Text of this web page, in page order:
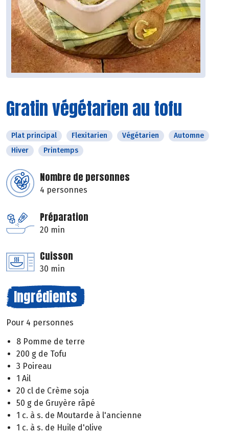
Gratin végétarien au tofu
Plat principal Flexitarien Végétarien
Automne
Hiver
Printemps
Nombre de personnes
4 personnes
Préparation
20 min
Cuisson
30 min
Ingrédients
Pour 4 personnes
8 Pomme de terre
200 g de Tofu
3 Poireau
1 Ail
20 cl de Crème soja
50 g de Gruyère râpé
1 c. à s. de Moutarde à l'ancienne
1 c. à s. de Huile d'olive